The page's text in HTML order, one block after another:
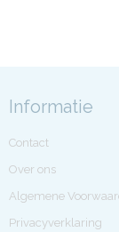
Informatie
Contact
Over ons
Algemene
Privacyverklaring